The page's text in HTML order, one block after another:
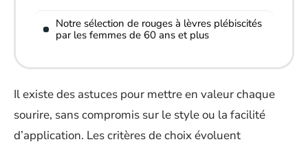
Notre sélection de rouges à lèvres plébiscités
par les femmes de 60 ans et plus
Il existe des astuces pour mettre en valeur chaque
sourire, sans compromis sur le style ou la facilité
d’application. Les critères de choix évoluent